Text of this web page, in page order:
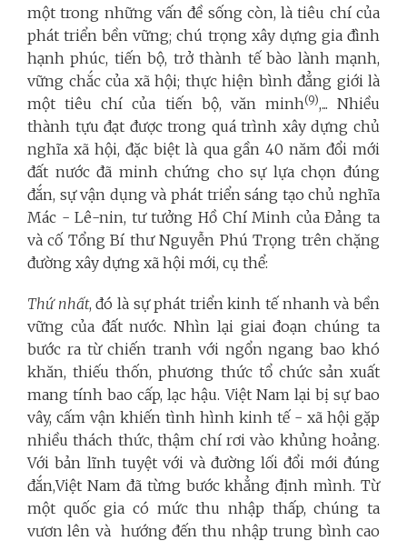
một trong những vấn đề sống còn, là tiêu chí của
phát triển bền vững; chú trọng xây dựng gia đình
hạnh phúc, tiến bộ, trở thành tế bào lành mạnh,
vững chắc của xã hội; thực hiện bình đẳng giới là
một tiêu chí của tiến bộ, văn minh(9),... Nhiều
thành tựu đạt được trong quá trình xây dựng chủ
nghĩa xã hội, đặc biệt là qua gần 40 năm đổi mới
đất nước đã minh chứng cho sự lựa chọn đúng
đắn, sự vận dụng và phát triển sáng tạo chủ nghĩa
Mác - Lê-nin, tư tưởng Hồ Chí Minh của Đảng ta
và cố Tổng Bí thư Nguyễn Phú Trọng trên chặng
đường xây dựng xã hội mới, cụ thể:
Thứ nhất, đó là sự phát triển kinh tế nhanh và bền
vững của đất nước. Nhìn lại giai đoạn chúng ta
bước ra từ chiến tranh với ngổn ngang bao khó
khăn, thiếu thốn, phương thức tổ chức sản xuất
mang tính bao cấp, lạc hậu. Việt Nam lại bị sự bao
vây, cấm vận khiến tình hình kinh tế - xã hội gặp
nhiều thách thức, thậm chí rơi vào khủng hoảng.
Với bản lĩnh tuyệt với và đường lối đổi mới đúng
đắn,Việt Nam đã từng bước khẳng định mình. Từ
một quốc gia có mức thu nhập thấp, chúng ta
vươn lên và hướng đến thu nhập trung bình cao